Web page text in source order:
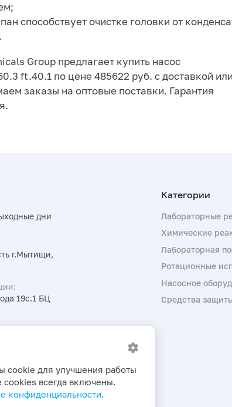
способствует очистке головки от
Group предлагает купить насос
ft.40.1 по цене 485622 руб. с доставкой или
заказы на оптовые поставки. Гарантия
дни
г.Мытищи,
19с.1 БЦ
Лабораторные
Химические
Лабораторная
Ротационные
Насосное
Средства
cookie для улучшения работы
cookies всегда включены.
конфиденциальности.